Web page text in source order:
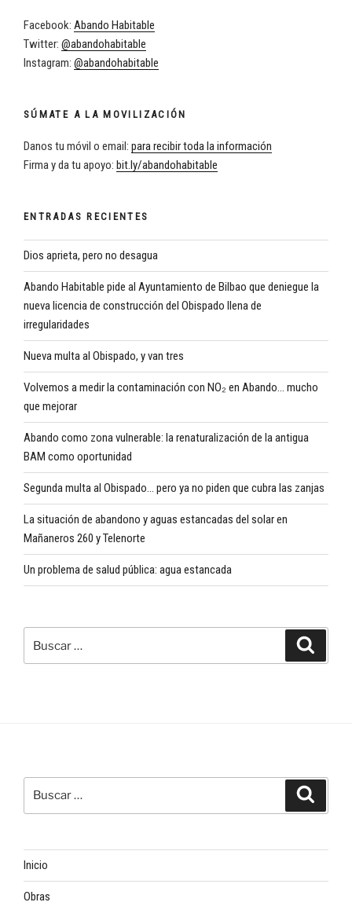
Facebook: Abando Habitable
Twitter: @abandohabitable
Instagram: @abandohabitable
SÚMATE A LA MOVILIZACIÓN
Danos tu móvil o email: para recibir toda la información
Firma y da tu apoyo: bit.ly/abandohabitable
ENTRADAS RECIENTES
Dios aprieta, pero no desagua
Abando Habitable pide al Ayuntamiento de Bilbao que deniegue la
nueva licencia de construcción del Obispado llena de
irregularidades
Nueva multa al Obispado, y van tres
Volvemos a medir la contaminación con NO₂ en Abando… mucho
que mejorar
Abando como zona vulnerable: la renaturalización de la antigua
BAM como oportunidad
Segunda multa al Obispado… pero ya no piden que cubra las zanjas
La situación de abandono y aguas estancadas del solar en
Mañaneros 260 y Telenorte
Un problema de salud pública: agua estancada
por:
Inicio
Obras